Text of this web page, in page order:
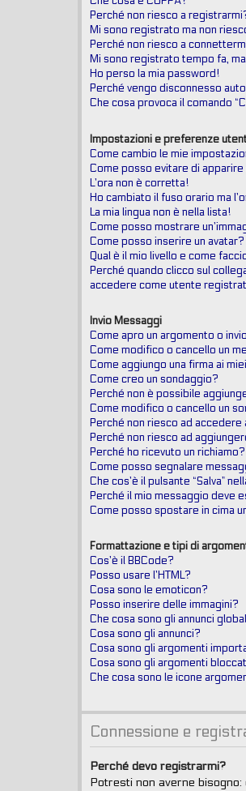
Perché non riesco a
Mi sono registrato ma non
Perché non riesco a
Mi sono registrato tempo fa,
Ho perso la mia password!
Perché vengo disconnesso
Che cosa provoca il comando
Impostazioni e preferenze
Come cambio le mie
Come posso evitare di
L’ora non è corretta!
Ho cambiato il fuso orario ma
La mia lingua non è nella lista!
Come posso mostrare
Come posso inserire un avatar?
Qual è il mio livello e come
Perché quando clicco sul
accedere come utente
Invio Messaggi
Come apro un argomento o
Come modifico o cancello un
Come aggiungo una firma ai
Come creo un sondaggio?
Perché non è possibile
Come modifico o cancello un
Perché non riesco ad accedere
Perché non riesco ad
Perché ho ricevuto un richiamo?
Come posso segnalare
Che cos’è il pulsante “Salva”
Perché il mio messaggio deve
Come posso spostare in cima
Formattazione e tipi di
Cos’è il BBCode?
Posso usare l’HTML?
Cosa sono le emoticon?
Posso inserire delle immagini?
Che cosa sono gli annunci
Cosa sono gli annunci?
Cosa sono gli argomenti
Cosa sono gli argomenti
Che cosa sono le icone
Connessione e
Perché devo registrarmi?
Potresti non averne